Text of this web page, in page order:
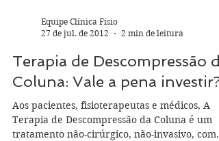
Equipe Clínica Fisio
27 de jul. de 2012
2 min de leitura
Terapia de Descompressão da
Coluna: Vale a pena investir?
Aos pacientes, fisioterapeutas e médicos, A
Terapia de Descompressão da Coluna é um
tratamento não-cirúrgico, não-invasivo, com